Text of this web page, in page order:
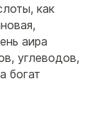
как
аира
углеводов,
богат